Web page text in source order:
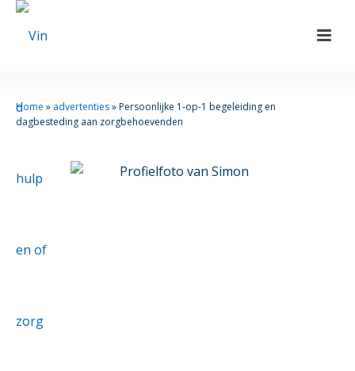
Home » advertenties»Persoonlijke 1-op-1 begeleiding en
dagbesteding aan zorgbehoevenden